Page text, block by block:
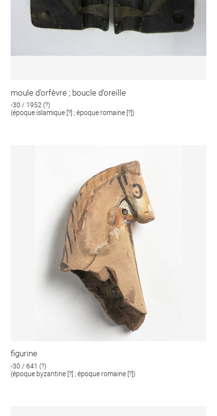
moule d'orfèvre ; boucle d'oreille
-30 / 1952 (?)
(époque islamique [?] ; époque romaine [?])
figurine
-30 / 641 (?)
(époque byzantine [?] ; époque romaine [?])